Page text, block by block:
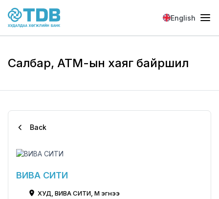
Skip to main content
English
Салбар, АТМ-ын хаяг байршил
Back
ВИВА СИТИ
ХУД, ВИВА СИТИ, М эгнээ